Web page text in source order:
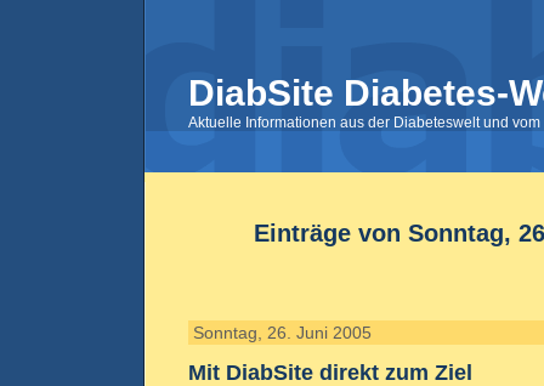
DiabSite Diabetes-
Aktuelle Informationen aus der Diabeteswelt und
Einträge von Sonntag,
Sonntag, 26. Juni 2005
Mit DiabSite direkt zum Ziel